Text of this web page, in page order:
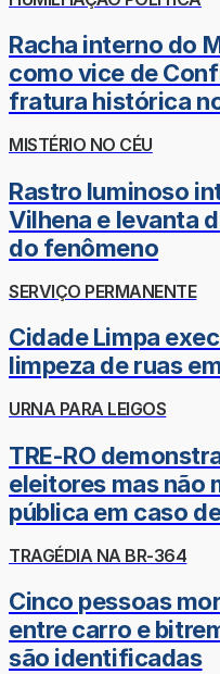
Racha interno do
como vice de
fratura histórica
MISTÉRIO NO CÉU
Rastro luminoso
Vilhena e levanta
do fenômeno
SERVIÇO PERMANENTE
Cidade Limpa
limpeza de ruas
URNA PARA LEIGOS
TRE-RO
eleitores mas não
pública em caso
TRAGÉDIA NA BR-364
Cinco pessoas
entre carro e
são identificadas